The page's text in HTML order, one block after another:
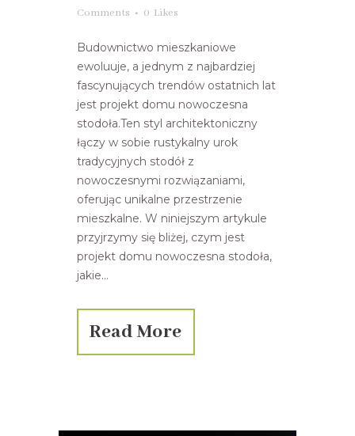
Comments
0 Likes
Budownictwo mieszkaniowe
ewoluuje, a jednym z najbardziej
fascynujących trendów ostatnich lat
jest projekt domu nowoczesna
stodoła.Ten styl architektoniczny
łączy w sobie rustykalny urok
tradycyjnych stodół z
nowoczesnymi rozwiązaniami,
oferując unikalne przestrzenie
mieszkalne. W niniejszym artykule
przyjrzymy się bliżej, czym jest
projekt domu nowoczesna stodoła,
jakie...
Read More